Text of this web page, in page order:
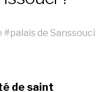
#palais de Sanssouci
de saint